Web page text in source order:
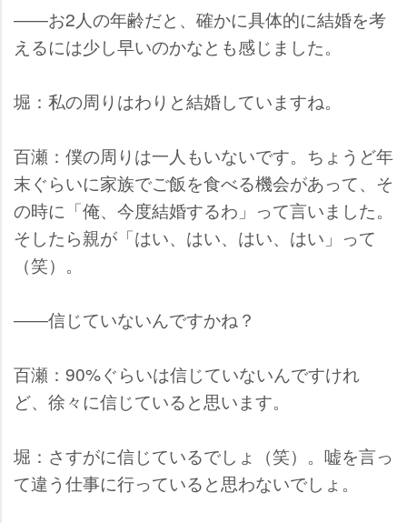
――お2人の年齢だと、確かに具体的に結婚を考
えるには少し早いのかなとも感じました。
堀：私の周りはわりと結婚していますね。
百瀬：僕の周りは一人もいないです。ちょうど年
末ぐらいに家族でご飯を食べる機会があって、そ
の時に「俺、今度結婚するわ」って言いました。
そしたら親が「はい、はい、はい、はい」って
（笑）。
――信じていないんですかね？
百瀬：90%ぐらいは信じていないんですけれ
ど、徐々に信じていると思います。
堀：さすがに信じているでしょ（笑）。嘘を言っ
て違う仕事に行っていると思わないでしょ。